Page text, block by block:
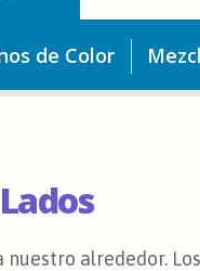
de Color
alrededor.